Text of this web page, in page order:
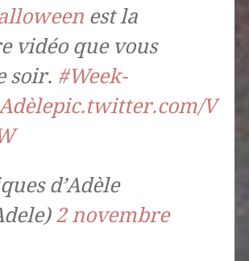
est la
vidéo que vous
soir. #Week-
pic.twitter.com/V
d’Adèle
2 novembre